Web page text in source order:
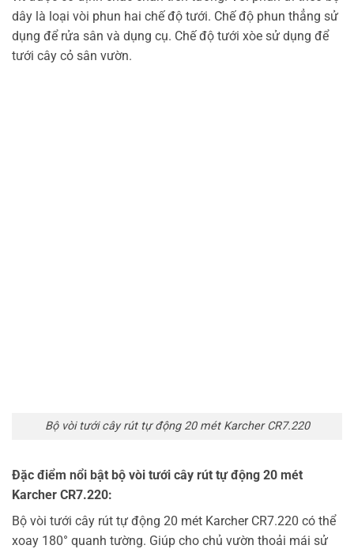
dây là loại vòi phun hai chế độ tưới. Chế độ phun thẳng sử
dụng để rửa sân và dụng cụ. Chế độ tưới xòe sử dụng để
tưới cây cỏ sân vườn.
Bộ vòi tưới cây rút tự động 20 mét Karcher CR7.220
Đặc điểm nổi bật bộ vòi tưới cây rút tự động 20 mét
Karcher CR7.220:
Bộ vòi tưới cây rút tự động 20 mét Karcher CR7.220 có thể
xoay 180° quanh tường. Giúp cho chủ vườn thoải mái sử